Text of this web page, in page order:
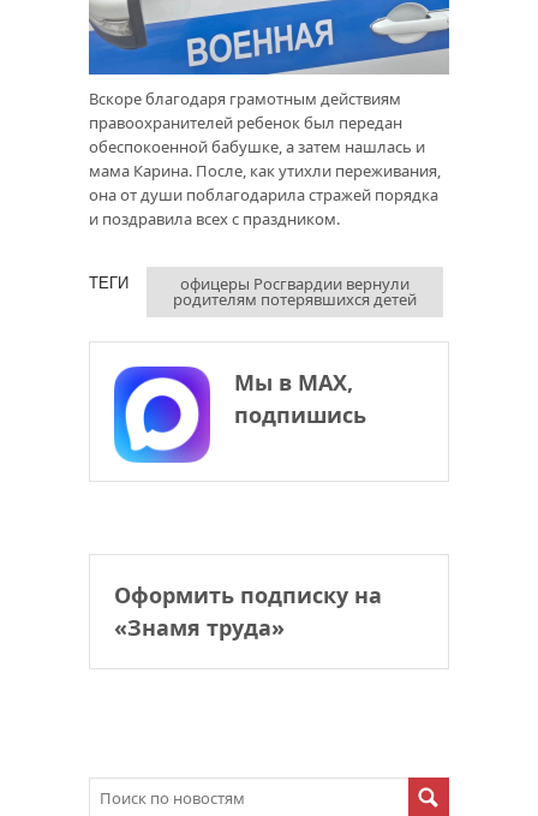
Вскоре благодаря грамотным действиям
правоохранителей ребенок был передан
обеспокоенной бабушке, а затем нашлась и
мама Карина. После, как утихли переживания,
она от души поблагодарила стражей порядка
и поздравила всех с праздником.
ТЕГИ офицеры Росгвардии вернули
родителям потерявшихся детей
Мы в МАХ,
подпишись
Оформить подписку на
«Знамя труда»